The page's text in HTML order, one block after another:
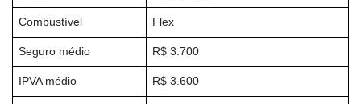
Combustível Flex
Seguro médio R$ 3.700
IPVA médio R$ 3.600